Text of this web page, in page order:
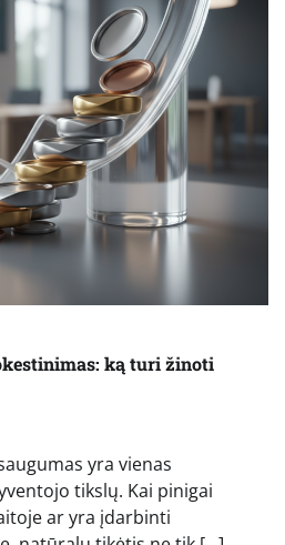
ką turi žinoti
yra vienas
tikslų. Kai pinigai
ar yra įdarbinti